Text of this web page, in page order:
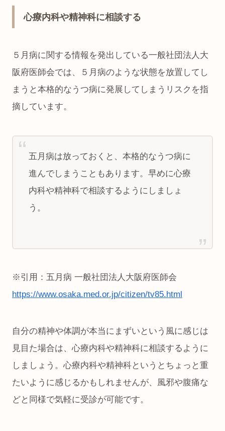
心療内科や精神科に相談する
５月病に関する情報を発出している一般社団法人大
阪府医師会では、５月病のような状態を放置してし
まうと本格的なうつ病に発展してしまうリスクを指
摘しています。
五月病は放っておくと、本格的なうつ病に
進んでしまうこともあります。早めに心療
内科や精神科で相談するようにしましょ
う。
※引用：五月病 一般社団法人大阪府医師会
https://www.osaka.med.or.jp/citizen/tv85.html
自分の精神や体調が本当にまずいという風に感じは
見目た場合は、心療内科や精神科に相談するように
しましょう。心療内科や精神科というとちょっと重
たいように感じるかもしれませんが、風邪や腹痛な
どと同様で気軽に受診が可能です。